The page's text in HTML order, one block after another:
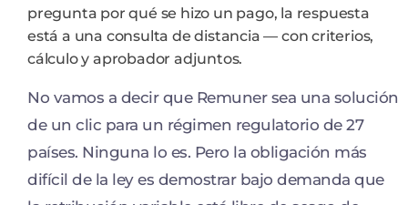
pregunta por qué se hizo un pago, la respuesta
está a una consulta de distancia — con criterios,
cálculo y aprobador adjuntos.
No vamos a decir que Remuner sea una solución
de un clic para un régimen regulatorio de 27
países. Ninguna lo es. Pero la obligación más
difícil de la ley es demostrar bajo demanda que